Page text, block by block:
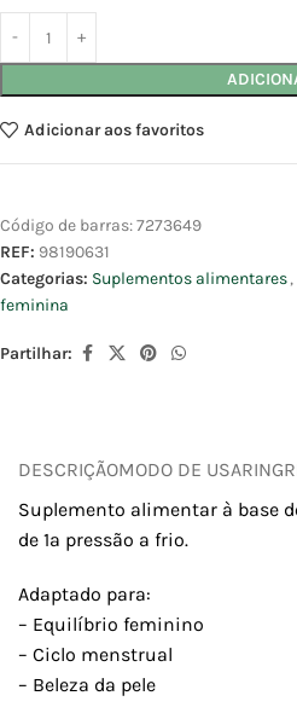
Adicionar aos favoritos
Código de barras:7273649
REF: 98190631
Categorias: Suplementos alimentares,
feminina
Partilhar:
DESCRIÇÃOMODO DE USAR
Suplemento alimentar à base
de 1ª pressão a frio.
Adaptado para:
– Equilíbrio feminino
– Ciclo menstrual
– Beleza da pele